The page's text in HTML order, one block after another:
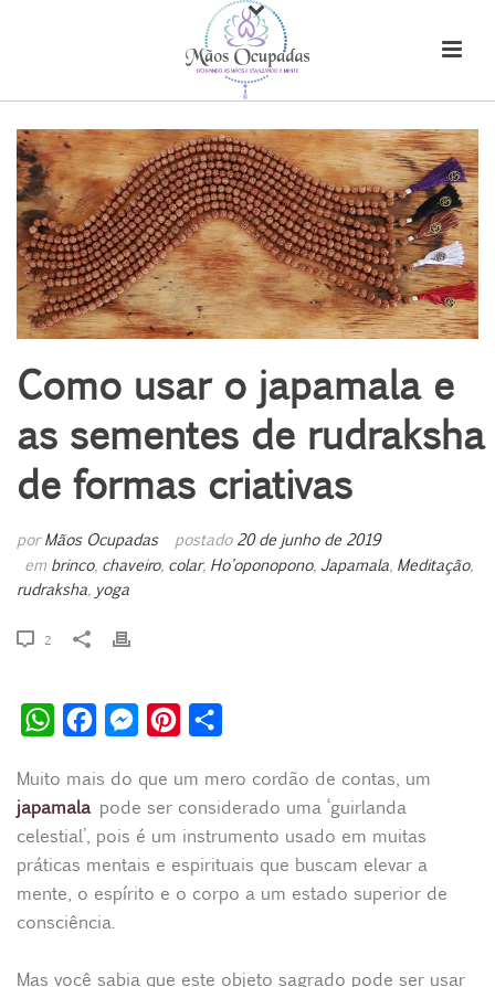
Como usar o japamala e
as sementes de rudraksha
de formas criativas
porMãos Ocupadas postado 20 de junho de 2019
em brinco, chaveiro, colar, Ho'oponopono, Japamala Meditação
rudraksha yoga
2
W
a
t
A
p
c
e
b
o
o
M
s
s
e
n
n
t
r
a
r
Muito mais do que um mero cordão de contas, um
japamalapode ser considerado uma ‘guirlanda
celestial’, pois é um instrumento usado em muitas
práticas mentais e espirituais que buscam elevar a
mente, o espírito e o corpo a um estado superior de
consciência.
Mas você sabia que este objeto sagrado pode ser usar